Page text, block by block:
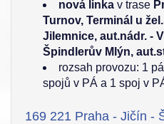
nová linka v trase
Turnov, Terminál u
Jilemnice, aut.nádr. -
Špindlerův Mlýn,
rozsah provozu: 1
spojů v PÁ a 1 spoj v
169 221 Praha - Jičín -